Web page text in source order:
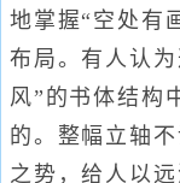
地掌握“空处有
布局。有人认
风”的书体结构
的。整幅立轴
之势，给人以远